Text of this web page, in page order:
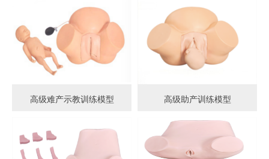
高级难产示教训练模型 高级助产训练模型